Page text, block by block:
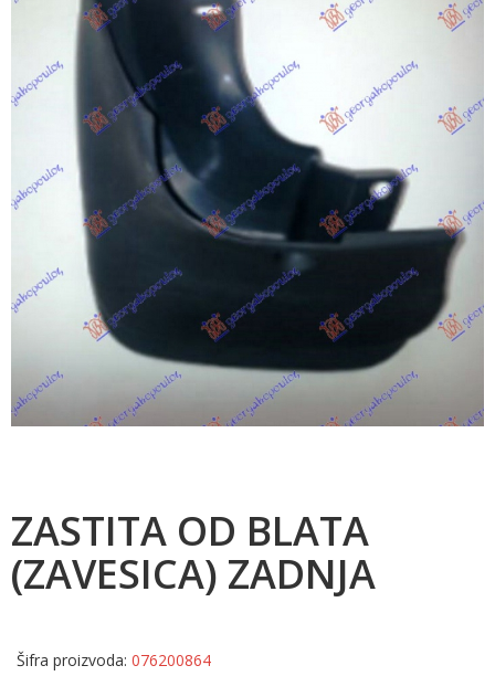
ZASTITA OD BLATA
(ZAVESICA) ZADNJA
Šifra proizvoda: 076200864